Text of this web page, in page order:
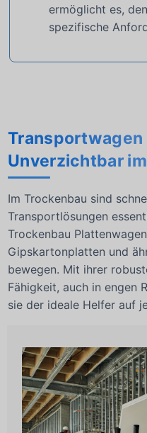
ermöglicht es,
spezifische
Unverzichtbar
Im Trockenbau sind
Transportlösungen
Trockenbau
Gipskartonplatten und
bewegen. Mit ihrer
Fähigkeit, auch in engen
sie der ideale Helfer auf